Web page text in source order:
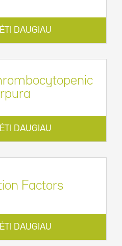
DAUGIAU
DAUGIAU
Factors
DAUGIAU